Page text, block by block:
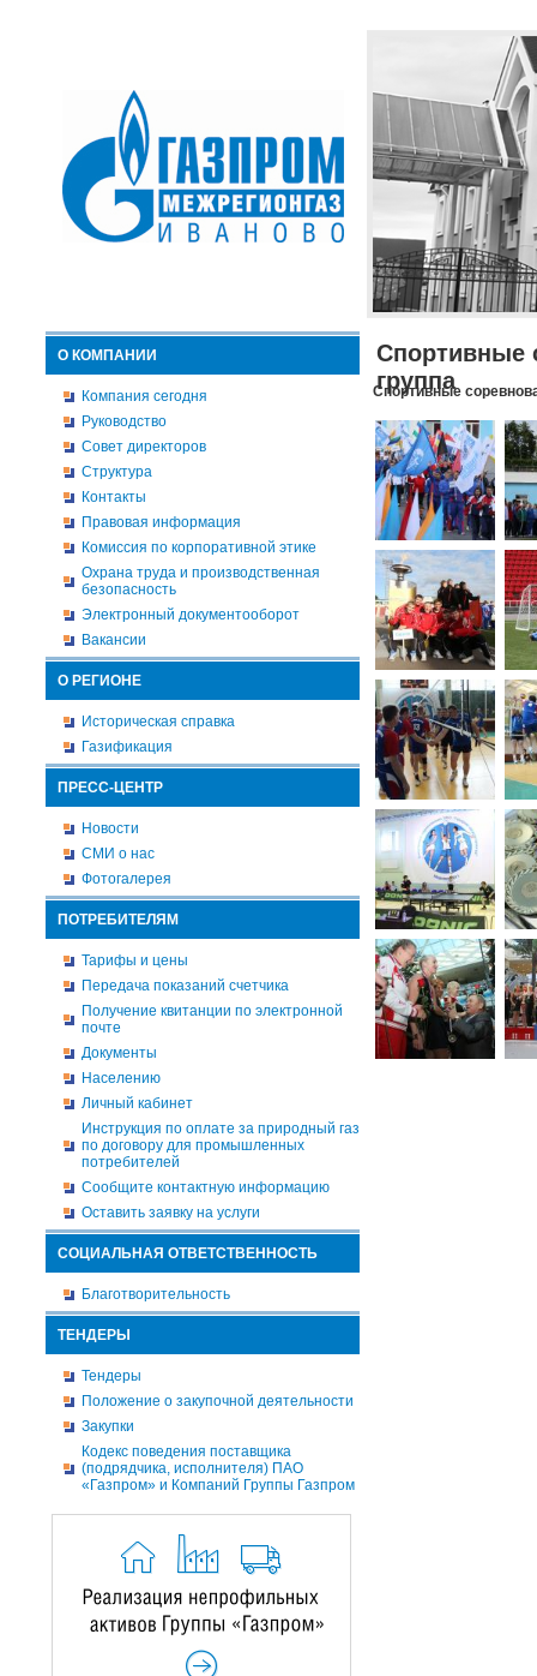
О КОМПАНИИ
Компания сегодня
Руководство
Совет директоров
Структура
Контакты
Правовая информация
Комиссия по корпоративной этике
Охрана труда и производственная
безопасность
Электронный документооборот
Вакансии
О РЕГИОНЕ
Историческая справка
Газификация
ПРЕСС-ЦЕНТР
Новости
СМИ о нас
Фотогалерея
ПОТРЕБИТЕЛЯМ
Тарифы и цены
Передача показаний счетчика
Получение квитанции по электронной
почте
Документы
Населению
Личный кабинет
Инструкция по оплате за природный газ
по договору для промышленных
потребителей
Сообщите контактную информацию
Оставить заявку на услуги
СОЦИАЛЬНАЯ ОТВЕТСТВЕННОСТЬ
Благотворительность
ТЕНДЕРЫ
Тендеры
Положение о закупочной деятельности
Закупки
Кодекс поведения поставщика
(подрядчика, исполнителя) ПАО
«Газпром» и Компаний Группы Газпром
Спортивные
группа
Спортивные